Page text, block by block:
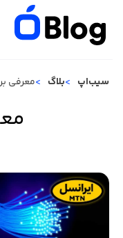
سیب‌اپ بلاگ معرفی